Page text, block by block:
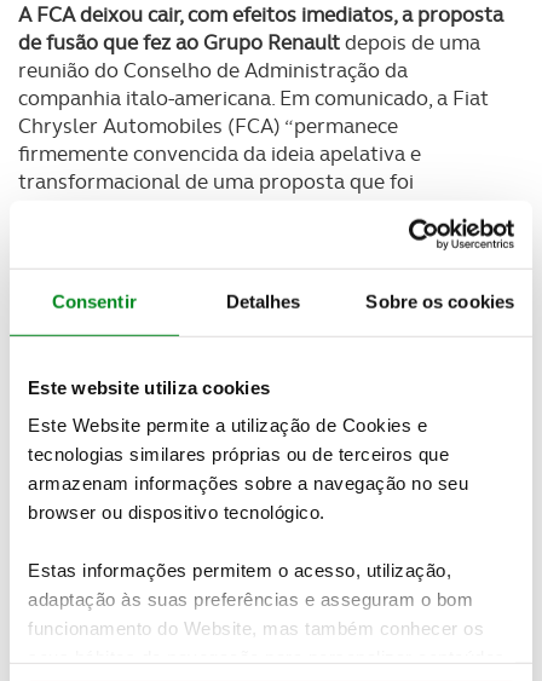
Consentir Detalhes Sobre os cookies
Este website utiliza cookies
Este Website permite a utilização de Cookies e
tecnologias similares próprias ou de terceiros que
armazenam informações sobre a navegação no seu
browser ou dispositivo tecnológico.
Estas informações permitem o acesso, utilização,
adaptação às suas preferências e asseguram o bom
funcionamento do Website, mas também conhecer os
A FCA deixou cair, com efeitos imediatos, a proposta
de fusão que fez ao Grupo Renaultdepois de uma
reunião do Conselho de Administração da
companhia italo-americana. Em comunicado, a Fiat
Chrysler Automobiles (FCA) “permanece
firmemente convencida da ideia apelativa e
transformacional de uma proposta que foi
[em que] a estrutura e os termos da qual foram
cuidadosamente equilibradas para oferecer
benefícios substanciais para todas as partes”.
No entanto, continua a marca, “tornou-se claro que
para que essa combinação prossiga com sucesso
FCA termina o comunicado a agradecer ao Grupo
Renault e ao seu Presidente e CEO, mas também
aos aliados da Aliança, como a Nissan Motor
Company e a Mitsubishi Motors Corporation, “pelo
proposta da FCA”.
Por seu lado, oGrupo Renault exprime a sua
por não ter a oportunidade de aprofundar a